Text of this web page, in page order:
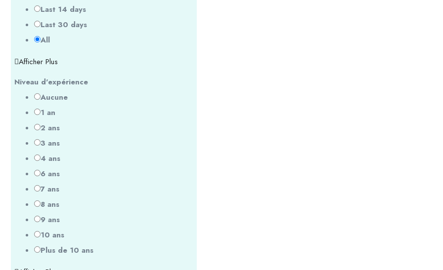
Last 14 days
Last 30 days
All
Afficher Plus
Niveau d'expérience
Aucune
1 an
2 ans
3 ans
4 ans
6 ans
7 ans
8 ans
9 ans
10 ans
Plus de 10 ans